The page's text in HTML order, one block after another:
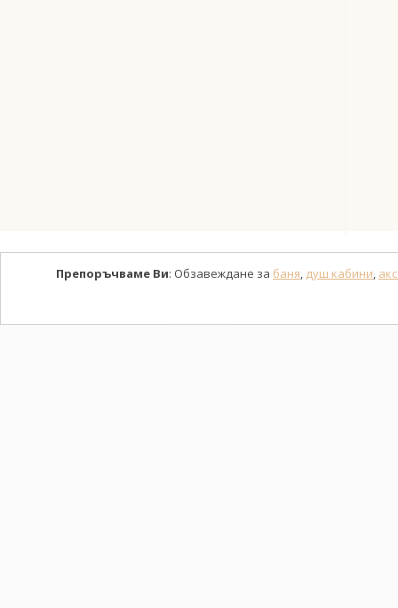
Препоръчваме Ви: Обзавеждане за баня, душ кабини,